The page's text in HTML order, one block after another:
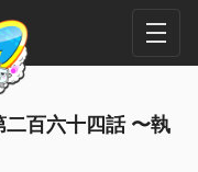
二百六十四話 〜執